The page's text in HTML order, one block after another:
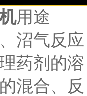
用途
沼气反应
药剂的溶
混合、反